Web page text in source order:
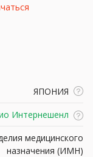
ЯПОНИЯ
Интернешенл
медицинского
назначения (ИМН)